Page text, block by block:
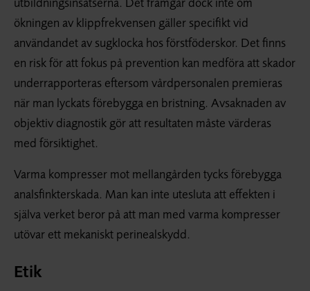
ökningen av klippfrekvensen gäller specifikt vid
användandet av sugklocka hos förstföderskor. Det finns
en risk för att fokus på prevention kan medföra att skador
underrapporteras eftersom vårdpersonalen premieras
när man lyckats förebygga en bristning. Avsaknaden av
objektiv diagnostik gör att resultaten måste värderas
med försiktighet.
Varma kompresser mot mellangården tycks förebygga
analsfinkterskada. Man kan inte utesluta att effekten i
själva verket beror på att man med varma kompresser
utövar ett mekaniskt perinealskydd.
Etik